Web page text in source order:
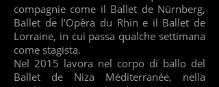
compagnie come il Ballet de Nürnberg,
Ballet de l’Opèra du Rhin e il Ballet de
Lorraine, in cui passa qualche settimana
come stagista.
Nel 2015 lavora nel corpo di ballo del
Ballet de Niza Méditerranée, nella